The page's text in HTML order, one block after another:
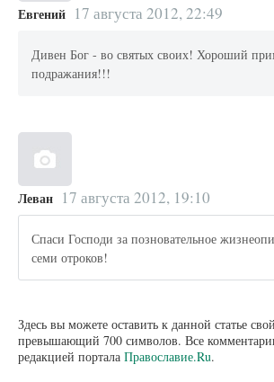
Евгений 17 августа 2012, 22:49
Дивен Бог - во святых своих! Хороший
подражания!!!
Леван 17 августа 2012, 19:10
Спаси Господи за позновательное
семи отроков!
Здесь вы можете оставить к данной статье
превышающий 700 символов. Все
редакцией портала Православие.Ru.